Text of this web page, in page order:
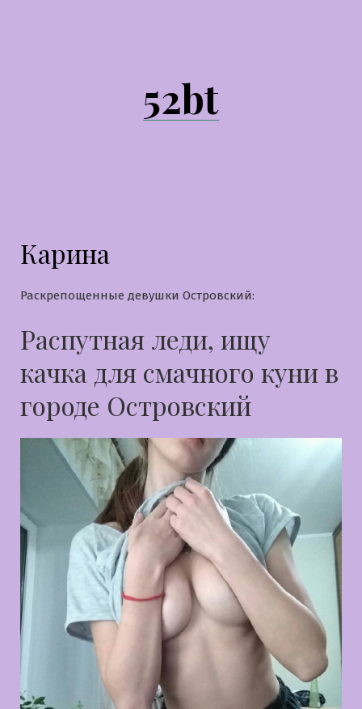
52bt
Карина
Раскрепощенные девушки Островский:
Распутная леди, ищу
качка для смачного куни в
городе Островский